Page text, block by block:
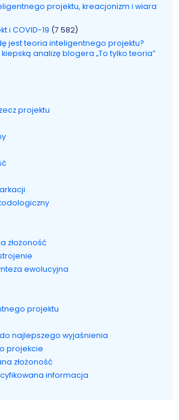
projektu, kreacjonizm i wiara
i COVID-19 (7 582)
jest teoria inteligentnego projektu?
analizę blogera „To tylko teoria”
projektu
złożoność
ewolucyjna
projektu
najlepszego wyjaśnienia
projekcie
złożoność
informacja